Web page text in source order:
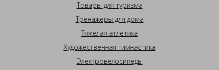
Товары для туризма
Тренажеры для дома
Тяжелая атлетика
Художественная гимнастика
Электровелосипеды